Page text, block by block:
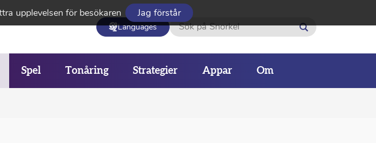
upplevelsen för besökaren Jag förstår
Languages Sök
Spel Tonåring Strategier Appar Om